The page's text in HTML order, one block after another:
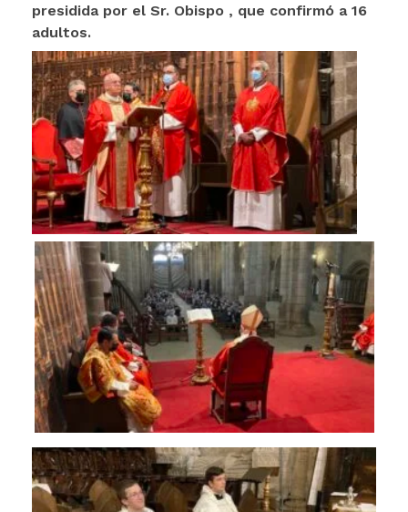
presidida por el Sr. Obispo , que confirmó a 16
adultos.